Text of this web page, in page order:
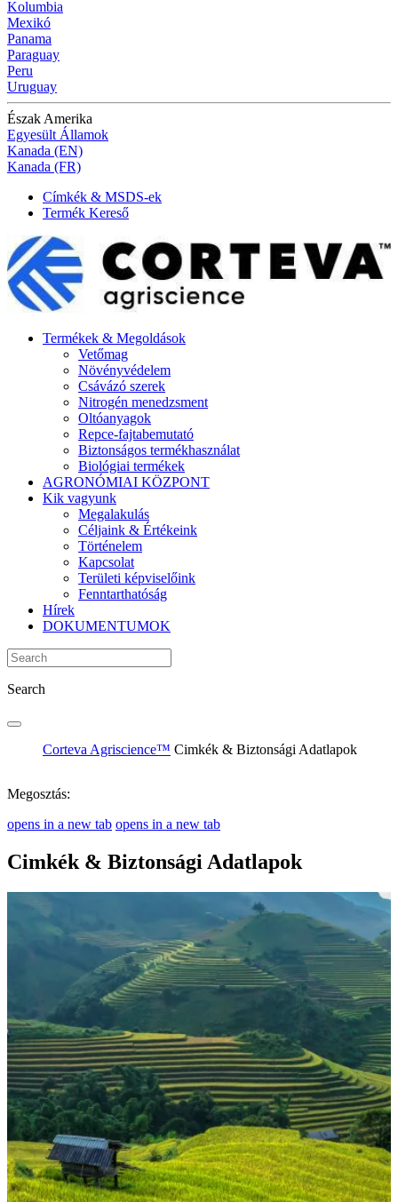
Kolumbia
Mexikó
Panama
Paraguay
Peru
Uruguay
Észak Amerika
Egyesült Államok
Kanada (EN)
Kanada (FR)
Címkék & MSDS-ek
Termék Kereső
Termékek & Megoldások
Vetőmag
Növényvédelem
Csávázó szerek
Nitrogén menedzsment
Oltóanyagok
Repce-fajtabemutató
Biztonságos termékhasználat
Biológiai termékek
AGRONÓMIAI KÖZPONT
Kik vagyunk
Megalakulás
Céljaink & Értékeink
Történelem
Kapcsolat
Területi képviselőink
Fenntarthatóság
Hírek
DOKUMENTUMOK
Search
Corteva Agriscience™ Cimkék & Biztonsági Adatlapok
Megosztás:
opens in a new tab opens in a new tab
Cimkék & Biztonsági Adatlapok